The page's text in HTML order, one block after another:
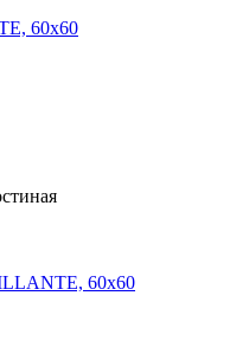
60x60
60x60